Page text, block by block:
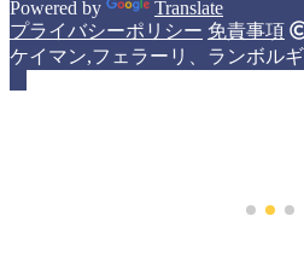
Powered by
Translate
プライバシーポリシー 免責事項
ケイマン,フェラーリ、ランボル